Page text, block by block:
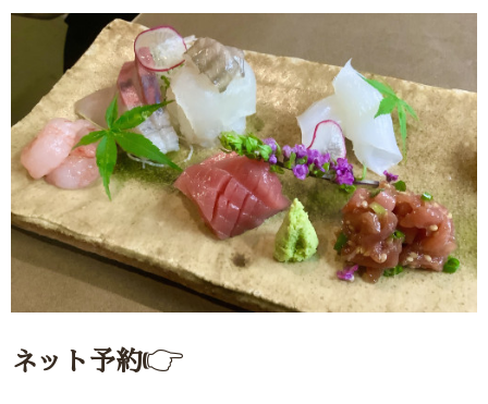
ネット予約👉